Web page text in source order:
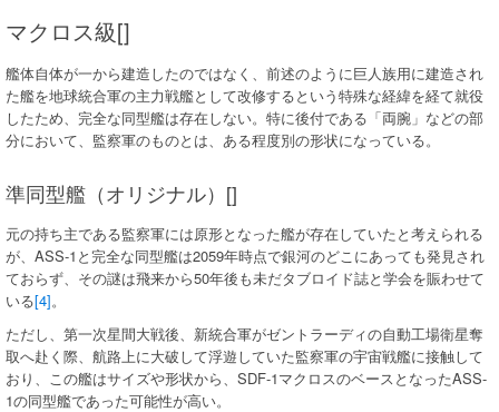
マクロス級[]
艦体自体が一から建造したのではなく、前述のように巨人族用に建造され
た艦を地球統合軍の主力戦艦として改修するという特殊な経緯を経て就役
したため、完全な同型艦は存在しない。特に後付である「両腕」などの部
分において、監察軍のものとは、ある程度別の形状になっている。
準同型艦（オリジナル）[]
元の持ち主である監察軍には原形となった艦が存在していたと考えられる
が、ASS-1と完全な同型艦は2059年時点で銀河のどこにあっても発見され
ておらず、その謎は飛来から50年後も未だタブロイド誌と学会を賑わせて
いる[4]。
ただし、第一次星間大戦後、新統合軍がゼントラーディの自動工場衛星奪
取へ赴く際、航路上に大破して浮遊していた監察軍の宇宙戦艦に接触して
おり、この艦はサイズや形状から、SDF-1マクロスのベースとなったASS-
1の同型艦であった可能性が高い。